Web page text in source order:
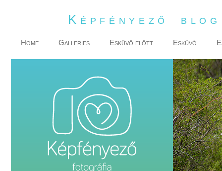
Képfényező
Home Galleries Esküvő előtt Esküvő